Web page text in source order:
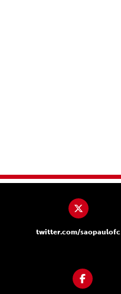
twitter.com/saopaulofc